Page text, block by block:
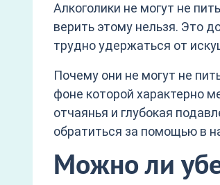
Алкоголики не могут не
верить этому нельзя. Это
трудно удержаться от
Почему они не могут не
фоне которой характерно
отчаянья и глубокая
обратиться за помощью в
Можно ли